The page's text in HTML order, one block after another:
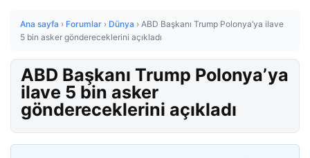
Ana sayfa › Forumlar › Dünya › ABD Başkanı Trump Polonya’ya ilave
5 bin asker göndereceklerini açıkladı
ABD Başkanı Trump Polonya’ya
ilave 5 bin asker
göndereceklerini açıkladı